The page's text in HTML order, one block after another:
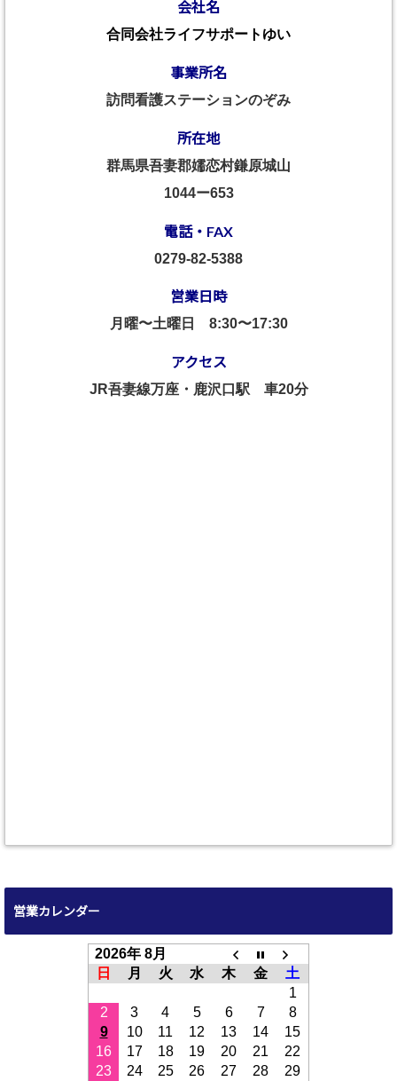
会社名
合同会社ライフサポートゆい
事業所名
訪問看護ステーションのぞみ
所在地
群馬県吾妻郡嬬恋村鎌原城山
1044ー653
電話・FAX
0279-82-5388
営業日時
月曜〜土曜日 8:30〜17:30
アクセス
JR吾妻線万座・鹿沢口駅 車20分
営業カレンダー
2026年 8月
日
月 火 水 木 金
土
1
2
3 4 5 6 7
8
9
10 11 12 13 14
15
16
17 18 19 20 21
22
23
24 25 26 27 28 29